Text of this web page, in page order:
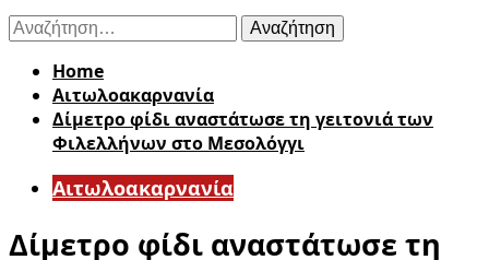
Αναζήτηση
για:
Home
Αιτωλοακαρνανία
Δίμετρο φίδι αναστάτωσε τη γειτονιά των
Φιλελλήνων στο Μεσολόγγι
Αιτωλοακαρνανία
Δίμετρο φίδι αναστάτωσε τη